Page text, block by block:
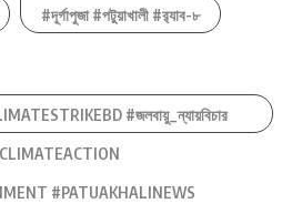
#দূর্গাপুজা #পটুয়াখালী #র‍্যাব-৮
#জলবায়ু_ন্যায়বিচার
#PATUAKHALINEWS